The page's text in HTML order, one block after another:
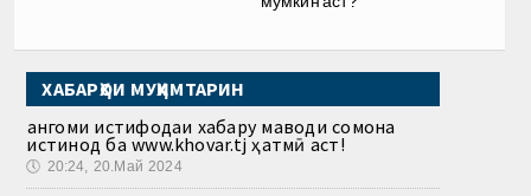
ХАБАРҲОИ МУҲИМТАРИН
Ҳангоми истифодаи хабару маводи сомона
истинод ба www.khovar.tj ҳатмӣ аст!
🕔 20:24, 20.Май 2024